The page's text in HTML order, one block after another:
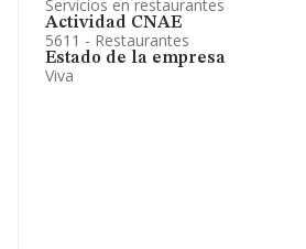
Servicios en restaurantes
Actividad CNAE
5611 - Restaurantes
Estado de la empresa
Viva